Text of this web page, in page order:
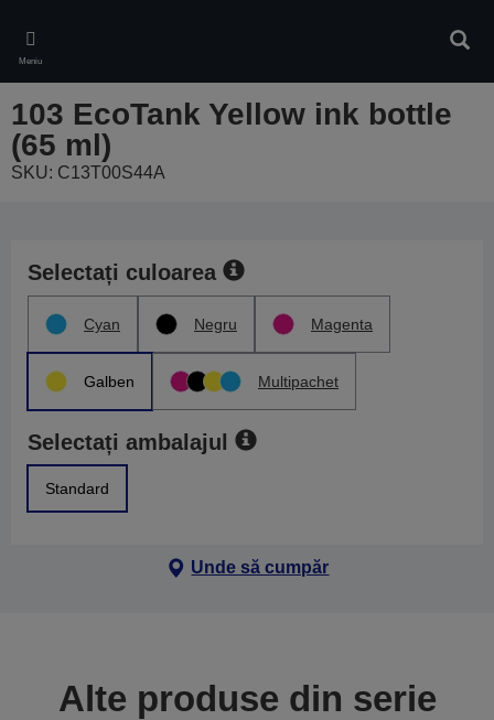
main
content
Meniu
103 EcoTank Yellow ink bottle
(65 ml)
SKU: C13T00S44A
Selectați culoarea
Cyan Negru Magenta
Galben Multipachet
Selectați ambalajul
Standard
Unde să cumpăr
Alte produse din serie